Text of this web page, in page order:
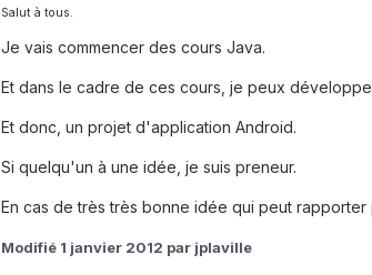
Salut à tous.
Je vais commencer des cours Java.
Et dans le cadre de ces cours, je peux
Et donc, un projet d'application Android.
Si quelqu'un à une idée, je suis preneur.
En cas de très très bonne idée qui peut
Modifié 1 janvier 2012 par jplaville